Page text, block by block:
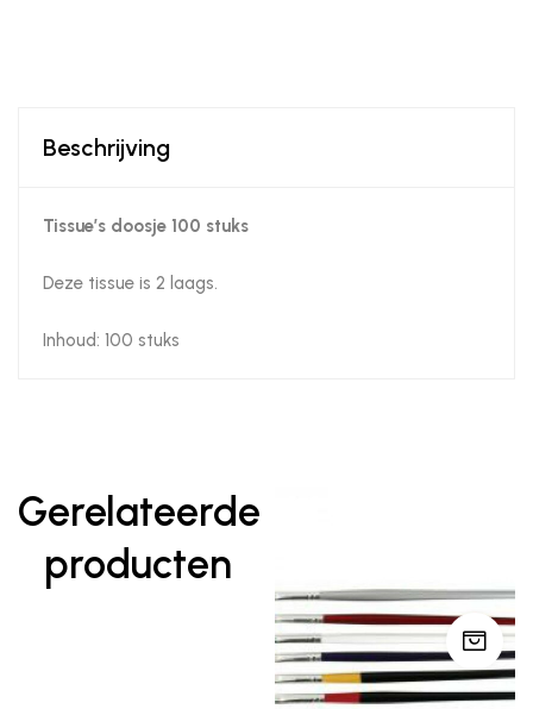
Beschrijving
Tissue’s doosje 100 stuks
Deze tissue is 2 laags.
Inhoud: 100 stuks
Gerelateerde
producten